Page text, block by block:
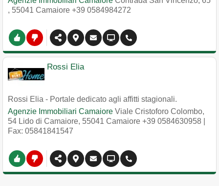
, 55041 Camaiore +39 0584984272
Rossi Elia
Rossi Elia - Portale dedicato agli affitti stagionali.
Agenzie Immobiliari Camaiore Viale Cristoforo Colombo,
54 Lido di Camaiore, 55041 Camaiore +39 0584630958
Fax: 05841841547